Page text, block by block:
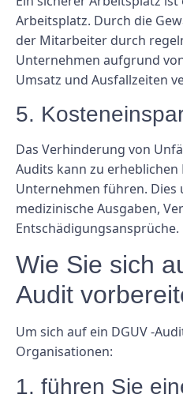
Arbeitsplatz. Durch die
der Mitarbeiter durch
Unternehmen aufgrund
Umsatz und Ausfallzeiten
5.
Das Verhinderung von
Audits kann zu
Unternehmen führen.
medizinische Ausgaben,
Entschädigungsansprüche.
Wie Sie sich
Audit
Um sich auf ein DGUV -
Organisationen:
1. führen Sie